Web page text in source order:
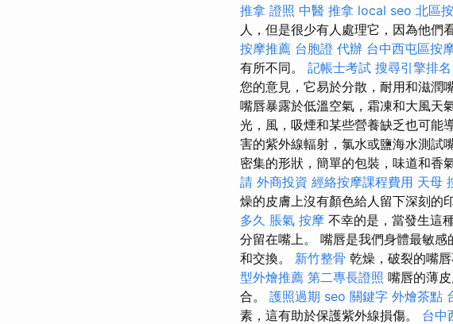
推拿 證照 中醫 推拿 local seo 北區
人，但是很少有人處理它，因為他
按摩推薦 台胞證 代辦 台中西屯區按
有所不同。 記帳士考試 搜尋引擎排名
您的意見，它易於分散，耐用和滋潤
嘴唇暴露於低溫空氣，霜凍和大風天
光，風，吸煙和某些營養缺乏也可能
害的紫外線輻射，氯水或鹽海水測試
密集的形狀，簡單的包裝，味道和香
請 外商投資 經絡按摩課程費用 天母
燥的皮膚上沒有顏色給人留下深刻的
多久 脹氣 按摩 不幸的是，當發生這
分留在嘴上。 嘴唇是我們身體最敏
和交換。 新竹整骨 乾燥，破裂的嘴
型外燴推薦 第二專長證照 嘴唇的薄
合。 護照過期 seo 關鍵字 外燴茶點
素，這有助於保護紫外線損傷。 台中